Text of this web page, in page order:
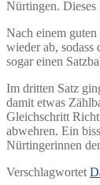
Nürtingen.
Nach einem
wieder ab,
sogar einen
Im dritten Satz
damit etwas
Gleichschritt
abwehren. Ein
Nürtingerinnen
Verschlagwortet